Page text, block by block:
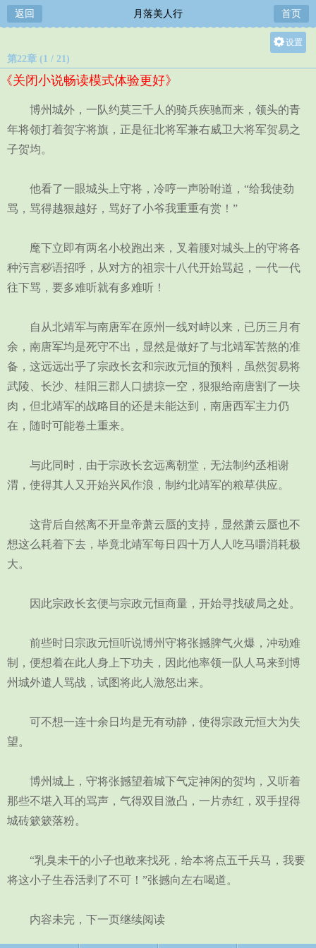
返回 月落美人行 首页
设置
中
小
第22章 (1 / 21)
《关闭小说畅读模式体验更好》
博州城外，一队约莫三千人的骑兵疾驰而来，领头的青
年将领打着贺字将旗，正是征北将军兼右威卫大将军贺易之
子贺均。
他看了一眼城头上守将，冷哼一声吩咐道，“给我使劲
骂，骂得越狠越好，骂好了小爷我重重有赏！”
麾下立即有两名小校跑出来，叉着腰对城头上的守将各
种污言秽语招呼，从对方的祖宗十八代开始骂起，一代一代
往下骂，要多难听就有多难听！
自从北靖军与南唐军在原州一线对峙以来，已历三月有
余，南唐军均是死守不出，显然是做好了与北靖军苦熬的准
备，这远远出乎了宗政长玄和宗政元恒的预料，虽然贺易将
武陵、长沙、桂阳三郡人口掳掠一空，狠狠给南唐割了一块
肉，但北靖军的战略目的还是未能达到，南唐西军主力仍
在，随时可能卷土重来。
与此同时，由于宗政长玄远离朝堂，无法制约丞相谢
渭，使得其人又开始兴风作浪，制约北靖军的粮草供应。
这背后自然离不开皇帝萧云蜃的支持，显然萧云蜃也不
想这么耗着下去，毕竟北靖军每日四十万人人吃马嚼消耗极
大。
因此宗政长玄便与宗政元恒商量，开始寻找破局之处。
前些时日宗政元恒听说博州守将张撼脾气火爆，冲动难
制，便想着在此人身上下功夫，因此他率领一队人马来到博
州城外遣人骂战，试图将此人激怒出来。
可不想一连十余日均是无有动静，使得宗政元恒大为失
望。
博州城上，守将张撼望着城下气定神闲的贺均，又听着
那些不堪入耳的骂声，气得双目激凸，一片赤红，双手捏得
城砖簌簌落粉。
“乳臭未干的小子也敢来找死，给本将点五千兵马，我要
将这小子生吞活剥了不可！”张撼向左右喝道。
内容未完，下一页继续阅读